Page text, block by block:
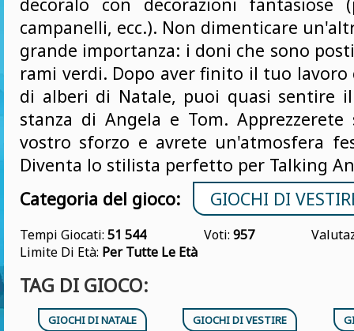
campanelli, ecc.). Non dimenticare
grande importanza: i doni che sono
rami verdi. Dopo aver finito il tuo lavoro
di alberi di Natale, puoi quasi sentire
stanza di Angela e Tom.
vostro sforzo e avrete un'atmosfera
Diventa lo stilista perfetto per Talking
Categoria del gioco:
GIOCHI DI
Tempi Giocati: 51 544 Voti: 957
Limite Di Età: Per Tutte Le Età
TAG DI GIOCO:
GIOCHI DI NATALE GIOCHI DI VESTIRE